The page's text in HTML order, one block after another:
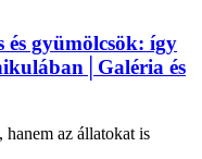
és gyümölcsök: így
és
hanem az állatokat is